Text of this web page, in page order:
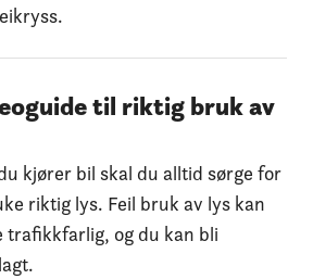
til riktig bruk av
kjører bil skal du alltid sørge for
riktig lys. Feil bruk av lys kan
og du kan bli